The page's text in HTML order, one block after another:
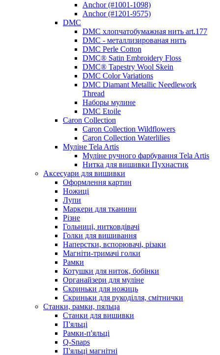
Anchor (#1001-1098)
Anchor (#1201-9575)
DMC
DMC хлопчатобумажная нить art.177
DMC - металлизированая нить
DMC Perle Cotton
DMC® Satin Embroidery Floss
DMC® Tapestry Wool Skein
DMC Color Variations
DMC Diamant Metallic Needlework
Thread
Наборы мулине
DMC Etoile
Caron Collection
Caron Collection Wildflowers
Caron Collection Waterlilies
Муліне Tela Artis
Муліне ручного фарбування Tela Artis
Нитка для вишивки Пухнастик
Аксесуари для вишивки
Оформлення картин
Ножиці
Лупи
Маркери для тканини
Різне
Гольниці, нитковдівачі
Голки для вишивання
Наперстки, вспорювачі, різаки
Магніти-тримачі голки
Рамки
Котушки для ниток, бобінки
Органайзери для муліне
Скриньки для ножиць
Скриньки для рукоділля, смітнички
Станки, рамки, пяльца
Станки для вишивки
П'яльці
Рамки-п'яльці
Q-Snaps
П'яльці магнітні